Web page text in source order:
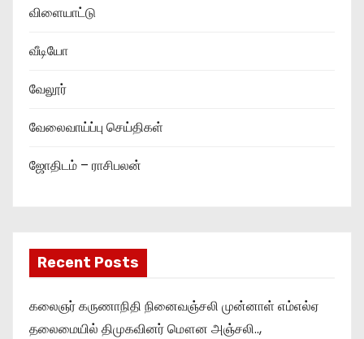
விளையாட்டு
வீடியோ
வேலூர்
வேலைவாய்ப்பு செய்திகள்
ஜோதிடம் – ராசிபலன்
Recent Posts
கலைஞர் கருணாநிதி நினைவஞ்சலி முன்னாள் எம்எல்ஏ
தலைமையில் திமுகவினர் மௌன அஞ்சலி..,